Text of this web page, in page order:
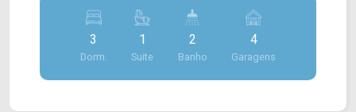
01 suíte; > 03 banheiros, sendo 02 sociais; > 04
vagas de garagem. *Aceita permuta até 50%.
Localizado em Americana, o imóvel possui uma
área com diversos comércios em volta, como
supermercados, restaurantes, postos de saúde,
3
Dorm.
1
Suite
2
Banho
4
Garagens